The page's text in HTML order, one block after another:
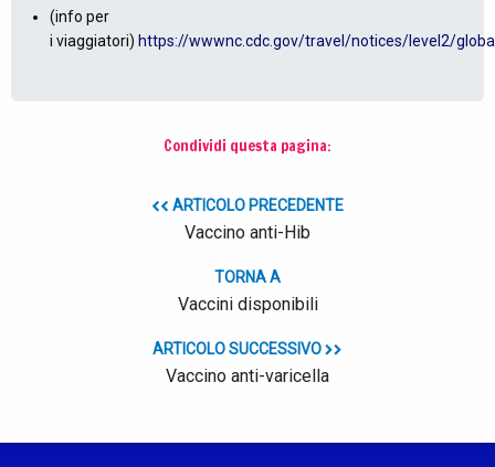
(info per
i viaggiatori) https://wwwnc.cdc.gov/travel/notices/level2/
Condividi questa pagina:
ARTICOLO PRECEDENTE
Vaccino anti-Hib
TORNA A
Vaccini disponibili
ARTICOLO SUCCESSIVO
Vaccino anti-varicella